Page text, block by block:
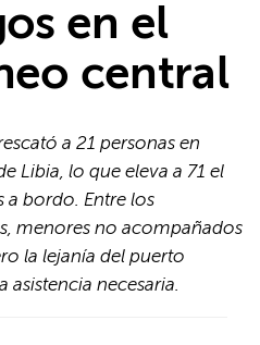
en el
central
a 21 personas en
Libia, lo que eleva a 71 el
bordo. Entre los
menores no acompañados
la lejanía del puerto
asistencia necesaria.